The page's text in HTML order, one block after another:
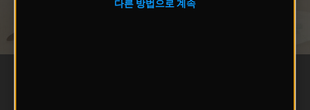
다른 방법으로 계속